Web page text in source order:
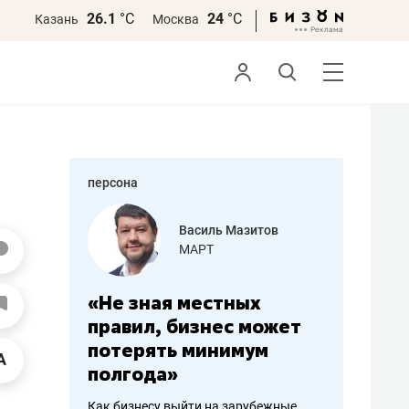
Казань 26.1 °С Москва 24 °С
персона
работа
Василь Мазитов
МАРТ
«Не зная местных
правил, бизнес может
потерять минимум
полгода»